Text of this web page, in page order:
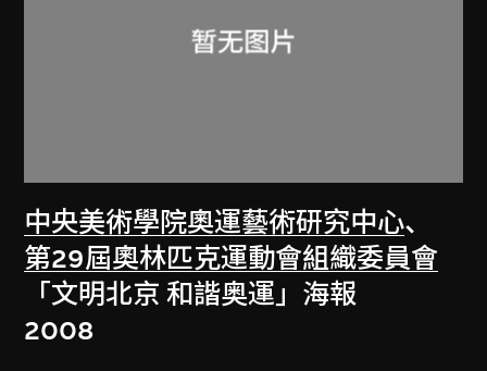
中央美術學院奧運藝術研究中心、
第29屆奧林匹克運動會組織委員會
「文明北京 和諧奥運」海報
2008